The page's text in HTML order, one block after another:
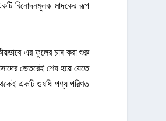
বিনোদনমূলক মাদকের রূপ
এর ফুলের চাষ করা শুরু
ভেতরেই শেষ হয়ে যেতে
একটি ওষধি পণ্য পরিণত